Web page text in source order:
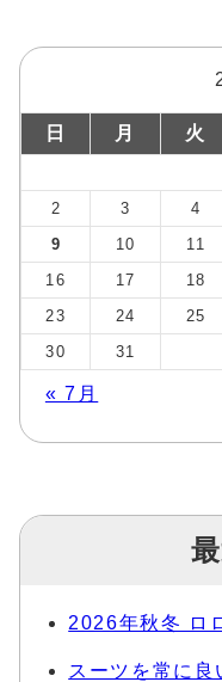
日 月 火
2
3 4
9
10 11
16
17 18
23
24 25
30
31
« 7月
2026年秋冬 ロ
スーツを常に良